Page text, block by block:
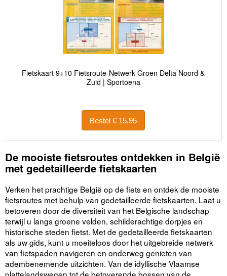
Fietskaart 9+10 Fietsroute-Netwerk Groen Delta Noord &
Zuid | Sportoena
Bestel € 15,95
De mooiste fietsroutes ontdekken in België
met gedetailleerde fietskaarten
Verken het prachtige België op de fiets en ontdek de mooiste
fietsroutes met behulp van gedetailleerde fietskaarten. Laat u
betoveren door de diversiteit van het Belgische landschap
terwijl u langs groene velden, schilderachtige dorpjes en
historische steden fietst. Met de gedetailleerde fietskaarten
als uw gids, kunt u moeiteloos door het uitgebreide netwerk
van fietspaden navigeren en onderweg genieten van
adembenemende uitzichten. Van de idyllische Vlaamse